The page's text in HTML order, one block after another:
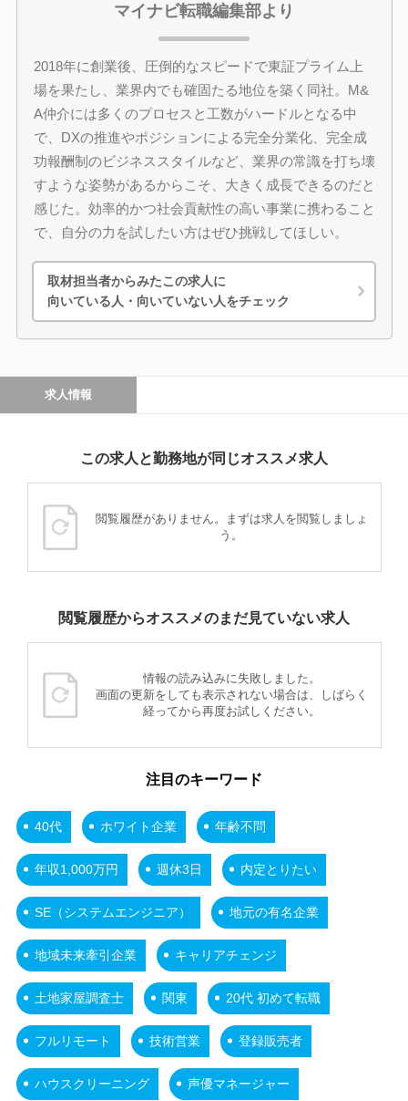
マイナビ転職編集部より
2018年に創業後、圧倒的なスピードで東証プライム上
場を果たし、業界内でも確固たる地位を築く同社。M&
A仲介には多くのプロセスと工数がハードルとなる中
で、DXの推進やポジションによる完全分業化、完全成
功報酬制のビジネススタイルなど、業界の常識を打ち壊
すような姿勢があるからこそ、大きく成長できるのだと
感じた。効率的かつ社会貢献性の高い事業に携わること
で、自分の力を試したい方はぜひ挑戦してほしい。
取材担当者からみたこの求人に
向いている人・向いていない人をチェック
求人情報
この求人と勤務地が同じオススメ求人
閲覧履歴がありません。まずは求人を閲覧しましょ
う。
閲覧履歴からオススメのまだ見ていない求人
情報の読み込みに失敗しました。
画面の更新をしても表示されない場合は、しばらく
経ってから再度お試しください。
注目のキーワード
40代 ホワイト企業 年齢不問
年収1,000万円 週休3日 内定とりたい
SE（システムエンジニア） 地元の有名企業
地域未来牽引企業 キャリアチェンジ
土地家屋調査士 関東 20代 初めて転職
フルリモート 技術営業 登録販売者
ハウスクリーニング 声優マネージャー